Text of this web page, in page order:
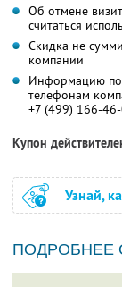
Об отмене
считаться
Скидка не
компании
Информацию по
телефонам
+7 (499) 166-
Купон
Узнай,
ПОДРОБНЕЕ